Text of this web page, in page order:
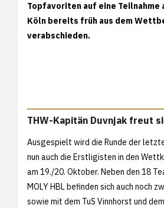
Topfavoriten auf eine Teilnahme
Köln bereits früh aus dem
verabschieden.
THW-Kapitän Duvnjak freut
Ausgespielt wird die Runde der
nun auch die Erstligisten in den
am 19./20. Oktober. Neben den 18
MOLY HBL befinden sich auch noch
sowie mit dem TuS Vinnhorst und